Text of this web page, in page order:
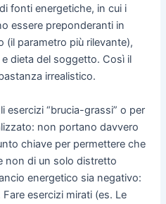
fonti energetiche, in cui i
essere preponderanti in
(il parametro più rilevante),
dieta del soggetto. Così il
irrealistico.
esercizi “brucia-grassi” o per
non portano davvero
chiave per permettere che
non di un solo distretto
energetico sia negativo:
esercizi mirati (es. Le